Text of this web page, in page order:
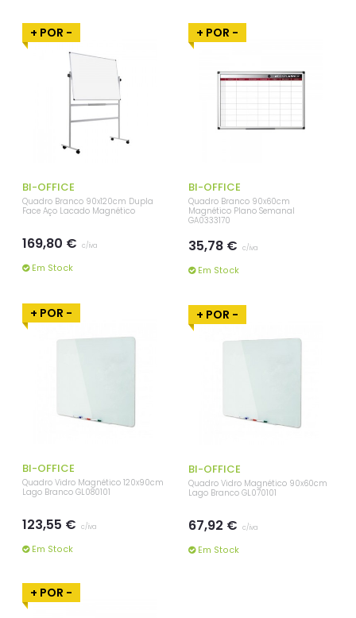
+ POR -
BI-OFFICE
Quadro Branco 90x120cm Dupla
Face Aço Lacado Magnético
169,80 € c/iva
Em Stock
+ POR -
BI-OFFICE
Quadro Branco 90x60cm
Magnético Plano Semanal
GA0333170
35,78 € c/iva
Em Stock
+ POR -
BI-OFFICE
Quadro Vidro Magnético 120x90cm
Lago Branco GL080101
123,55 € c/iva
Em Stock
+ POR -
BI-OFFICE
Quadro Vidro Magnético 90x60cm
Lago Branco GL070101
67,92 € c/iva
Em Stock
+ POR -